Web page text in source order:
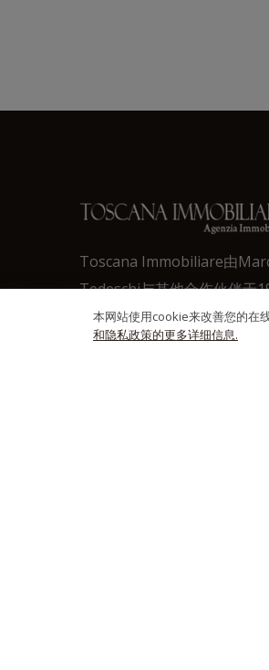
Toscana Immobiliare由
Tedeschi与其他合作伙伴于
立，目的是为了满足日益增
料需求。
本网站使用cookie来改善您的在
和隐私政策的更多详细信息.